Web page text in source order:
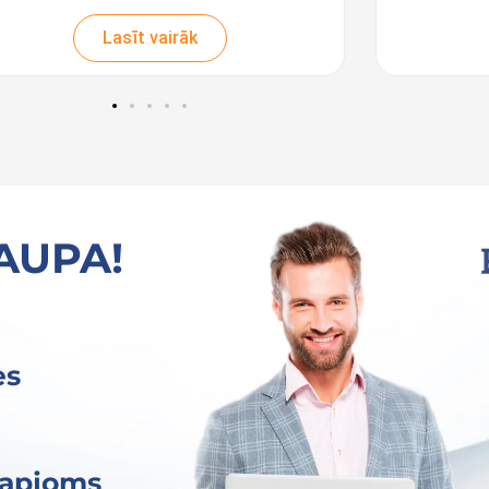
mana kredītiestāde atteicās
kredītu. Mēģināju sazināties
dažādām bankām par
jūsu uzņēmuma sludinājumu
zemāku procentu likmi.
par palīdzību tik sarežģītā
Lasīt vairāk
Iesaku
meklē